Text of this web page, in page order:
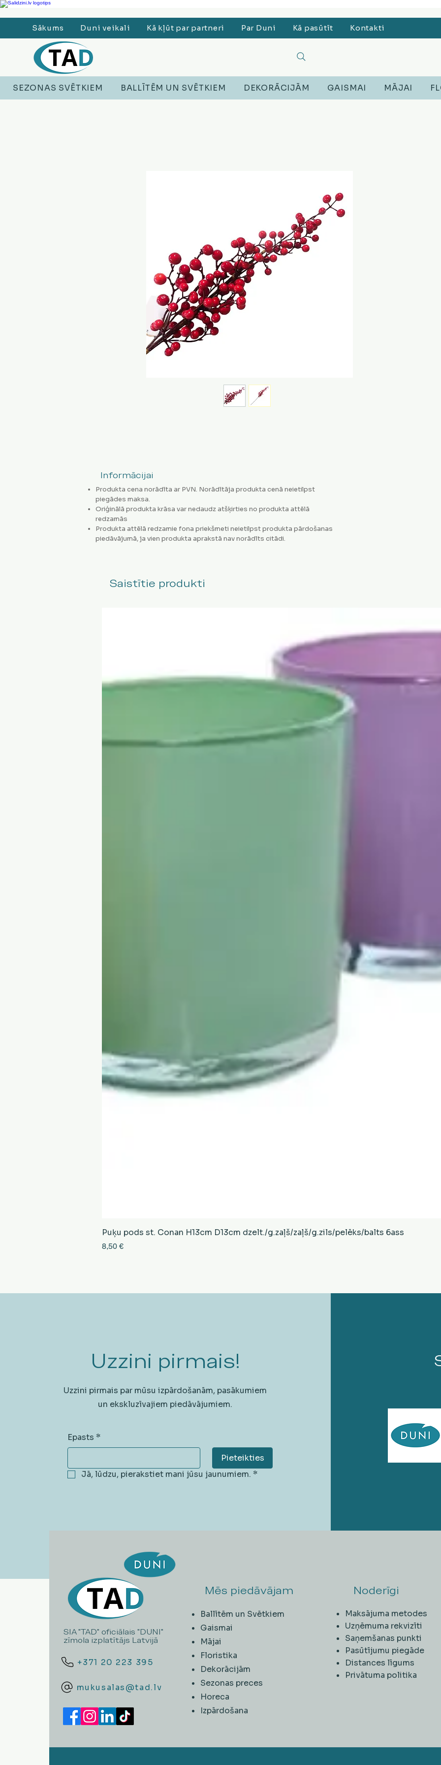
Ledusskapji, Sadzīves tehnika, Smaržas, Operatīvā atmiņa, Putekļu sūcēji, Lego, Austiņas
Sākums Duni veikali Kā kļūt par partneri Par Duni Kā pasūtīt Kontakti
SEZONAS SVĒTKIEM BALLĪTĒM UN SVĒTKIEM DEKORĀCIJĀM GAISMAI MĀJAI
Informācijai
Produkta cena norādīta ar PVN. Norādītāja produkta cenā neietilpst
piegādes maksa.
Oriģinālā produkta krāsa var nedaudz atšķirties no produkta attēlā
redzamās
Produkta attēlā redzamie fona priekšmeti neietilpst produkta pārdošanas
piedāvājumā, ja vien produkta aprakstā nav norādīts citādi.
Saistītie produkti
Ātrais skats
Puķu pods st. Conan H13cm D13cm dzelt./g.zaļš/zaļš/g.zils/pelēks/balts 6ass
Cena
8,50 €
Uzzini pirmais!
Uzzini pirmais par mūsu izpārdošanām, pasākumiem
un ekskluzīvajiem piedāvājumiem.
Epasts *
Pieteikties
Jā, lūdzu, pierakstiet mani jūsu jaunumiem. *
SIA "TAD" oficiālais "DUNI"
zīmola izplatītājs Latvijā
+371 20 223 395
mukusalas@tad.lv
Mēs piedāvājam
Ballītēm un Svētkiem
Gaismai
Mājai
Floristika
Dekorācijām
Sezonas preces
Horeca
​Izpārdošana
Noderīgi
Maksājuma metodes
Uzņēmuma rekvizīti
Saņemšanas punkti
Pasūtījumu piegāde
Distances līgums
Privātuma politika